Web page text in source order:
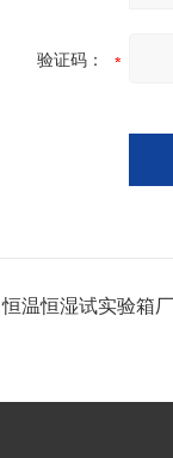
验证码：
恒温恒湿试实验箱